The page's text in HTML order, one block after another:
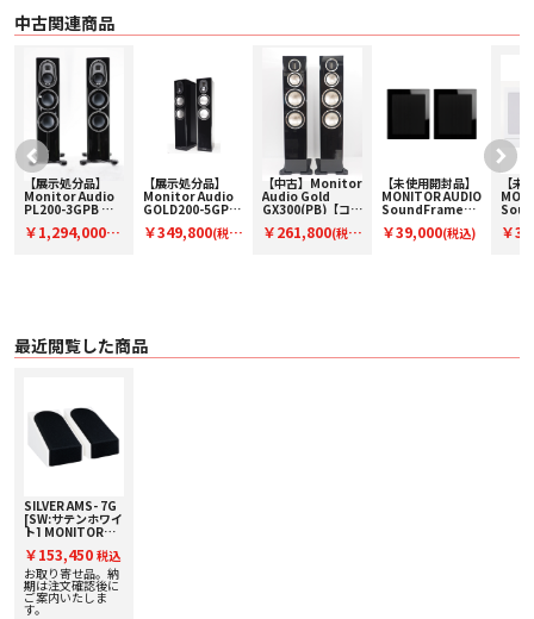
・ 25mm C-CAM Gold ドーム ツイーター [with optimised Waveguide]× 1
・ 130mm C-CAM RST II Mid/Bass ドライバー×1
〇 重量：4.0kg/台
〇 仕上げ：HGBK,SW
〇 備考：シングルワイヤ接続スピーカーターミナル
中古関連商品
【展示処分品】
Monitor Audio
PL200-3GPB ペ
PL200-3GPB】メ
￥1,294,000(税
【展示処分品】
Monitor Audio
GOLD200-5GPB
GOLD200-
￥349,800(税
【中古】Monitor
Audio Gold
GX300(PB)【コー
ロア型スピーカー
￥261,800(税
【未使用開封品】
MONITOR AUDIO
SoundFrame3
売)【コード91-
￥39,000(税込)
【未
【コ
￥
最近閲覧した商品
SILVER AMS- 7G
[SW:サテンホワイ
ト] MONITOR
スピーカー [1ペ
ア]
￥153,450 税込
お取り寄せ品。納
期は注文確認後に
ご案内いたしま
す。